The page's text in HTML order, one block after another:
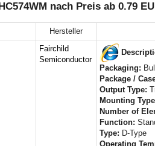
nach Preis ab 0.79
Hersteller
Fairchild
Semiconductor
Packaging:
Package /
Output Type:
Mounting
Number of
Function:
Type: D-Type
Operating